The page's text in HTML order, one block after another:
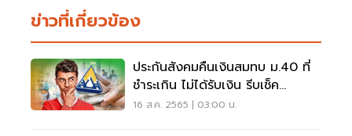
ข่าวที่เกี่ยวข้อง
ประกันสังคมคืนเงินสมทบ ม.40 ที่
ชำระเกิน ไม่ได้รับเงิน รีบเช็ค
Www.sso.go.th
16 ส.ค. 2565 | 03:00 น.